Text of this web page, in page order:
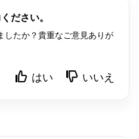
ださい。
したか？貴重なご意見ありが
はい いいえ